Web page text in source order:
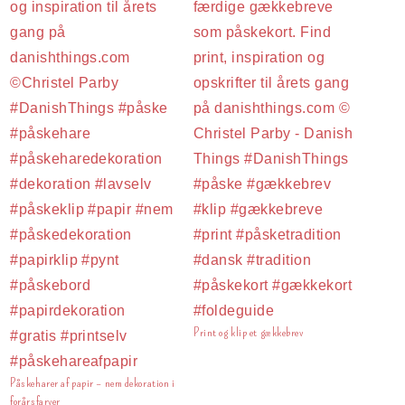
Påskeharer af papir – nem dekoration i
forårsfarver
Print og klip et gækkebrev